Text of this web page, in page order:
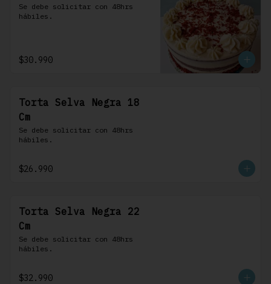
Se debe solicitar con 48hrs
hábiles.
$30.990
Torta Selva Negra 18
Cm
Se debe solicitar con 48hrs
hábiles.
$26.990
Torta Selva Negra 22
Cm
Se debe solicitar con 48hrs
hábiles.
$32.990